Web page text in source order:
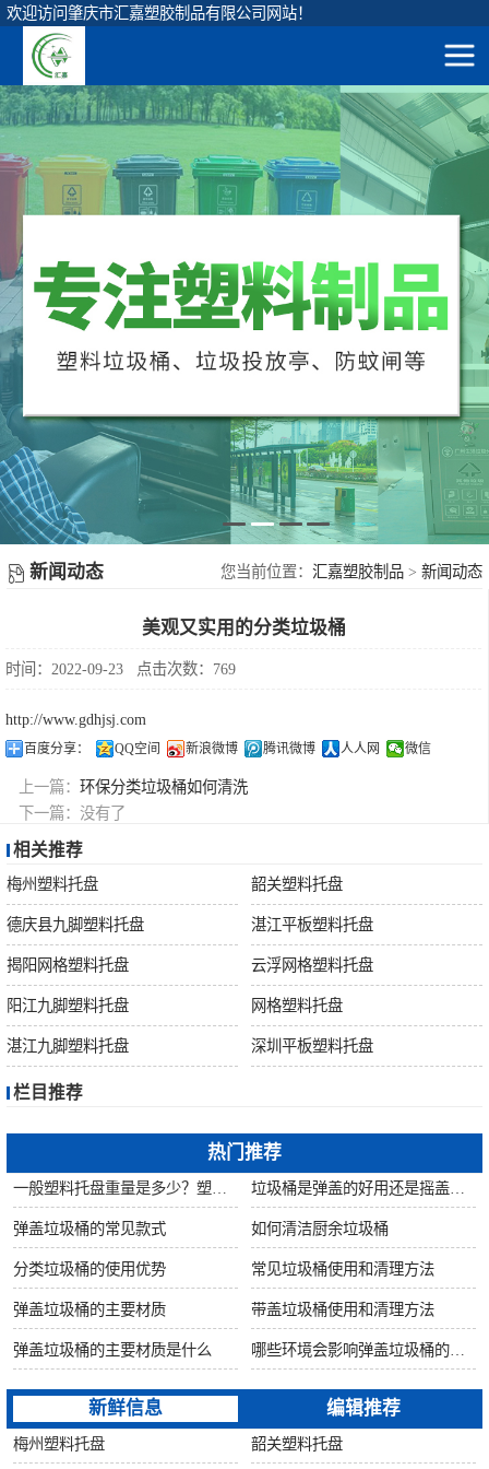
欢迎访问肇庆市汇嘉塑胶制品有限公司网站！
首
产
展
示
新
闻
桶
们
新闻动态 您当前位置： 汇嘉塑胶制品 > 新闻动态
美观又实用的分类垃圾桶
时间：2022-09-23 点击次数：769
http://www.gdhjsj.com
百度分享： QQ空间 新浪微博 腾讯微博 人人网 微信
上一篇： 环保分类垃圾桶如何清洗
下一篇： 没有了
相关推荐
梅州塑料托盘 韶关塑料托盘
德庆县九脚塑料托盘 湛江平板塑料托盘
揭阳网格塑料托盘 云浮网格塑料托盘
阳江九脚塑料托盘 网格塑料托盘
湛江九脚塑料托盘 深圳平板塑料托盘
栏目推荐
热门推荐
弹盖垃圾桶的常见款式 如何清洁厨余垃圾桶
分类垃圾桶的使用优势 常见垃圾桶使用和清理方法
弹盖垃圾桶的主要材质 带盖垃圾桶使用和清理方法
弹盖垃圾桶的主要材质是什么
新鲜信息 编辑推荐
梅州塑料托盘 韶关塑料托盘
圆形垃圾桶
方形垃圾桶
脚踏垃圾桶
弹盖垃圾桶
茶水隔渣桶
塑胶地台板
塑料周转箩
120升圆形桶
65升圆形桶
45升圆形桶